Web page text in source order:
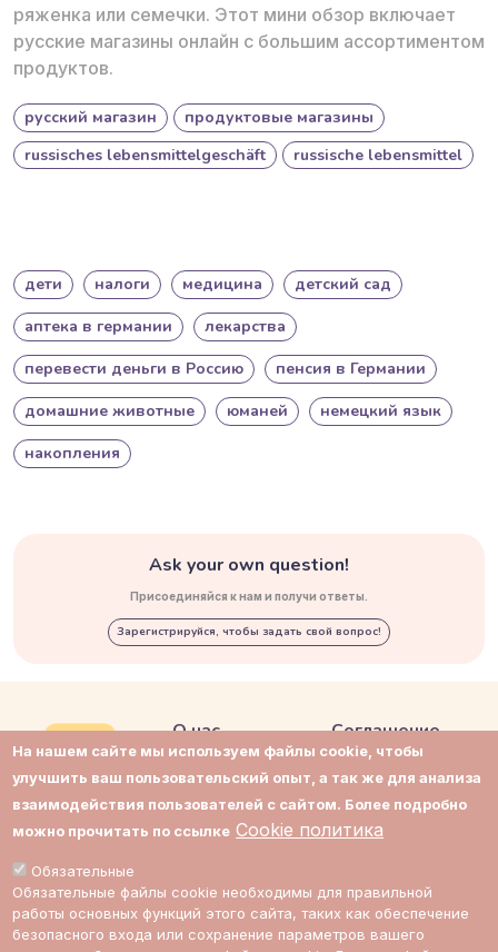
На нашем сайте мы используем файлы cookie, чтобы
улучшить ваш пользовательский опыт, а так же для анализа
взаимодействия пользователей с сайтом. Более подробно
можно прочитать по ссылке Cookie политика
Обязательные
Обязательные файлы cookie необходимы для правильной
работы основных функций этого сайта, таких как обеспечение
безопасного входа или сохранение параметров вашего
ряженка или семечки. Этот мини обзор включает
русские магазины онлайн с большим ассортиментом
продуктов.
русский магазин
продуктовые магазины
russisches lebensmittelgeschäft
russische lebensmittel
дети налоги медицина
детский сад
аптека в германии
лекарства
перевести деньги в Россию
пенсия в Германии
домашние животные
юманей
немецкий язык
накопления
Ask your own question!
Присоединяйся к нам и получи ответы.
Зарегистрируйся, чтобы задать свой вопрос!
О нас
Контакты
Поддержка
Стоимость
экспертов
Соглашение
Приватность
Cookie политика